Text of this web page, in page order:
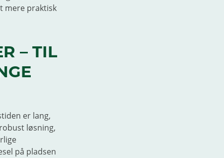
mere praktisk
– TIL
er lang,
løsning,
på pladsen